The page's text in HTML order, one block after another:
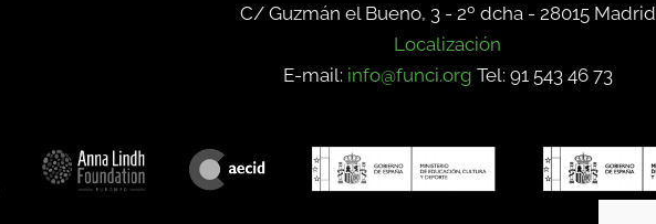
C/ Guzmán el Bueno, 3 - 2º dcha - 28015 Madrid
Localización
E-mail: info@funci.org Tel: 91 543 46 73